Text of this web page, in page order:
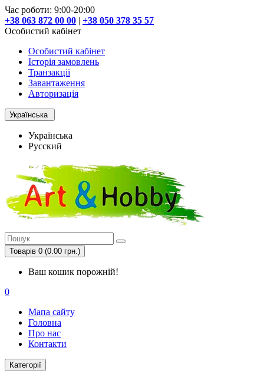
Час роботи: 9:00-20:00
+38 063 872 00 00 | +38 050 378 35 57
Особистий кабінет
Особистий кабінет
Історія замовлень
Транзакції
Завантаження
Авторизація
Українська
Українська
Русский
Товарів 0 (0.00 грн.)
Ваш кошик порожній!
0
Мапа сайту
Головна
Про нас
Контакти
Категорії